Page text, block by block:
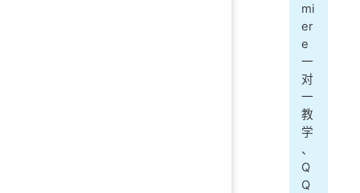
mi
er
e
一
对
一
教
学
、
Q
Q